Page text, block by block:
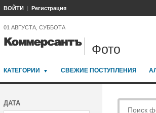
ВОЙТИ Регистрация
01 АВГУСТА, СУББОТА
Фото
КАТЕГОРИИ СВЕЖИЕ ПОСТУПЛЕНИЯ
ДАТА